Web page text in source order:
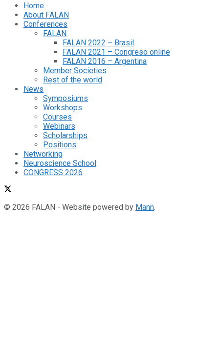
Home
About FALAN
Conferences
FALAN
FALAN 2022 – Brasil
FALAN 2021 – Congreso online
FALAN 2016 – Argentina
Member Societies
Rest of the world
News
Symposiums
Workshops
Courses
Webinars
Scholarships
Positions
Networking
Neuroscience School
CONGRESS 2026
© 2026 FALAN - Website powered by Mann.